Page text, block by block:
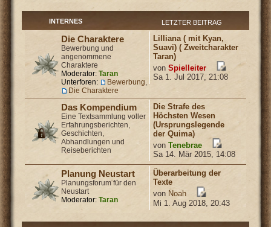
INTERNES LETZTER BEITRAG
Die Charaktere
Bewerbung und
angenommene
Charaktere
Moderator: Taran
Unterforen:
Bewerbung,
Die Charaktere
Lilliana ( mit Kyan,
Suavi) ( Zweitcharakter
Taran)
vonSpielleiter
Sa 1. Jul 2017, 21:08
Das Kompendium
Eine Textsammlung voller
Erfahrungsberichten,
Geschichten,
Abhandlungen und
Reiseberichten
Die Strafe des
Höchsten Wesen
(Ursprungslegende
der Quima)
vonTenebrae
Sa 14. Mär 2015, 14:08
Planung Neustart
Planungsforum für den
Neustart
Moderator: Taran
Überarbeitung der
Texte
von Noah
Mi 1. Aug 2018, 20:43